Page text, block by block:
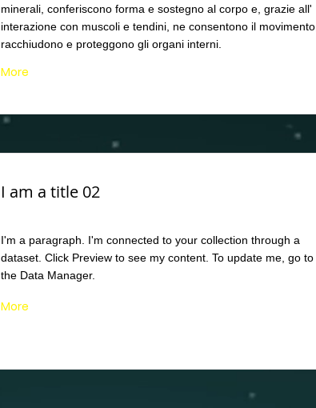
minerali, conferiscono forma e sostegno al corpo e, grazie all'
interazione con muscoli e tendini, ne consentono il movimento,
racchiudono e proteggono gli organi interni.
More
I am a title 02
I'm a paragraph. I'm connected to your collection through a
dataset. Click Preview to see my content. To update me, go to
the Data Manager.
More